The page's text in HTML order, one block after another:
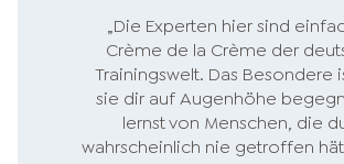
Exzellenz in meinem
Unternehmen
Hochachtung vor eurer
Leistung!
„Die Experten hier sind
Crème de la Crème der
Trainingswelt. Das Besondere
sie dir auf Augenhöhe
lernst von Menschen, die
wahrscheinlich nie getroffen